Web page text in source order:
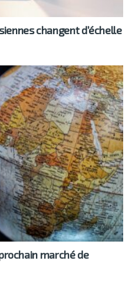
changent d’échelle
marché de